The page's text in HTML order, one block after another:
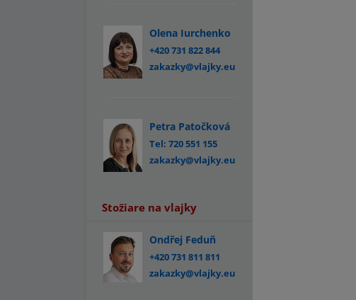
Olena Iurchenko
+420 731 822 844
zakazky@vlajky.eu
Petra Patočková
Tel: 720 551 155
zakazky@vlajky.eu
Stožiare na vlajky
Ondřej Feduň
+420 731 811 811
zakazky@vlajky.eu